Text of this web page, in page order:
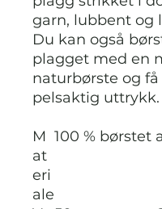
garn, lubbent og
Du kan også
plagget med en
naturbørste og
pelsaktig uttrykk.
M
at
eri
ale
100 % børstet